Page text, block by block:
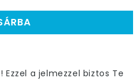
a jelmezzel biztos Te